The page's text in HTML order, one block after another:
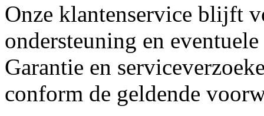
Onze klantenservice blijft
ondersteuning en
Garantie en
conform de geldende